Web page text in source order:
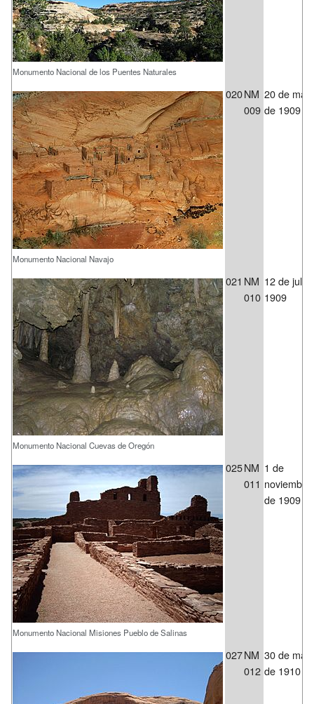
Monumento Nacional de los Puentes Naturales
Monumento Nacional Navajo
020NM
009
20 de
de 1909
Monumento Nacional Cuevas de Oregón
021 NM
010
12 de julio
1909
Monumento Nacional Misiones Pueblo de Salinas
025NM
011
1 de
noviembre
de 1909
027NM
012
30 de
de 1910